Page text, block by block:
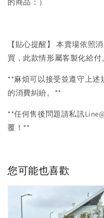
【貼心提醒】 本賣場依照
買，此款情形屬客製化給付
**麻煩可以接受並遵守上
的消費糾紛。**
**任何售後問題請私訊
覆！**
您可能也喜歡